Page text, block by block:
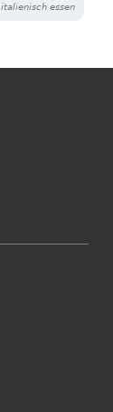
italienisch essen